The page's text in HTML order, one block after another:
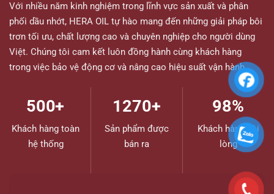
Với nhiều năm kinh nghiệm trong lĩnh vực sản xuất và phân
phối dầu nhớt, HERA OIL tự hào mang đến những giải pháp bôi
trơn tối ưu, chất lượng cao và chuyên nghiệp cho người dùng
Việt. Chúng tôi cam kết luôn đồng hành cùng khách hàng
trong việc bảo vệ động cơ và nâng cao hiệu suất vận hành.
500+
Khách hàng toàn
hệ thống
1270+
Sản phẩm được
bán ra
98%
Khách hàng hài
lòng